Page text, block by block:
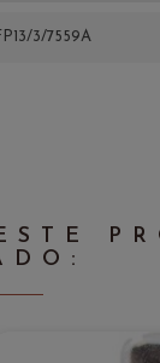
3/7559A